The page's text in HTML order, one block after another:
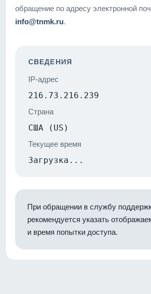
обращение по адресу электронной
info@tnmk.ru.
СВЕДЕНИЯ
IP-адрес
216.73.216.239
Страна
США (US)
Текущее время
Загрузка...
При обращении в службу
рекомендуется указать
и время попытки доступа.